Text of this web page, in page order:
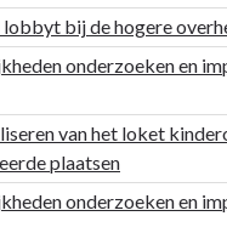
lobbyt bij de hogere
onderzoeken en
van het loket
plaatsen
onderzoeken en